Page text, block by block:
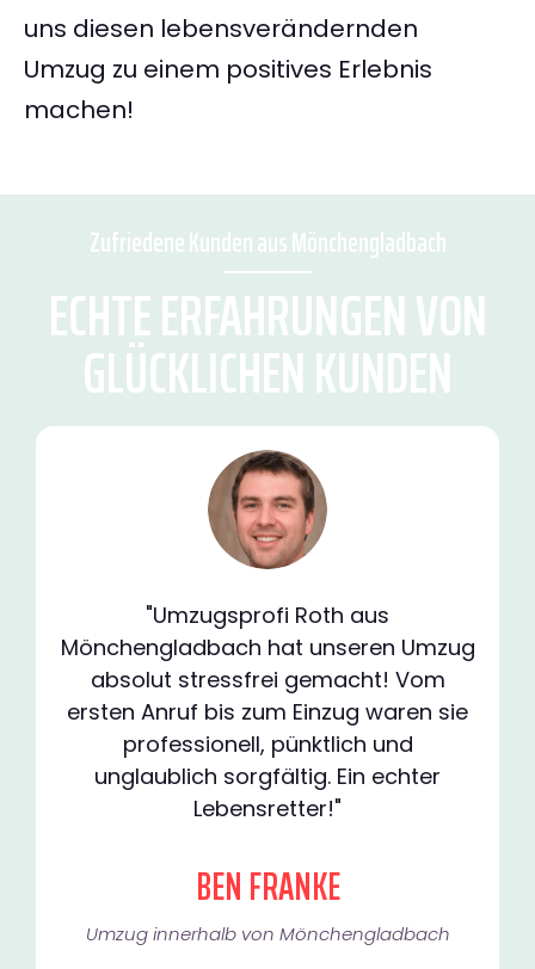
uns diesen lebensverändernden
Umzug zu einem positives Erlebnis
machen!
Zufriedene Kunden aus Mönchengladbach
ECHTE ERFAHRUNGEN VON
GLÜCKLICHEN KUNDEN
"Umzugsprofi Roth aus
Mönchengladbach hat unseren Umzug
absolut stressfrei gemacht! Vom
ersten Anruf bis zum Einzug waren sie
professionell, pünktlich und
unglaublich sorgfältig. Ein echter
Lebensretter!"
BEN FRANKE
Umzug innerhalb von Mönchengladbach​